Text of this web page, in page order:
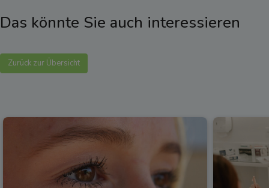
Das könnte Sie auch interessieren
Zurück zur Übersicht